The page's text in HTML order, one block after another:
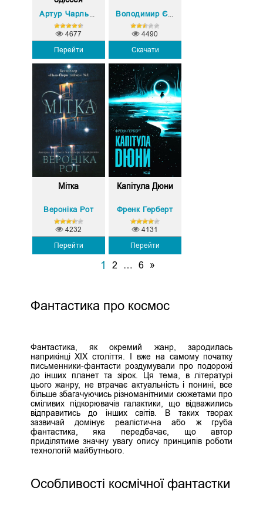
Артур Чарльз Кларк
Перейти
4677
Володимир Єшкілєв
Скачати
4490
Мітка
Вероніка Рот
Перейти
4232
Капітула Дюни
Френк Герберт
Перейти
4131
1 2 … 6 »
Фантастика про космос
Фантастика, як окремий жанр, зародилась
наприкінці ХІХ століття. І вже на самому початку
письменники-фантасти роздумували про подорожі
до інших планет та зірок. Ця тема, в літературі
цього жанру, не втрачає актуальність і понині, все
більше збагачуючись різноманітними сюжетами про
сміливих підкорювачів галактики, що відважились
відправитись до інших світів. В таких творах
зазвичай домінує реалістична або ж груба
фантастика, яка передбачає, що автор
приділятиме значну увагу опису принципів роботи
технологій майбутнього.
Особливості космічної фантастки